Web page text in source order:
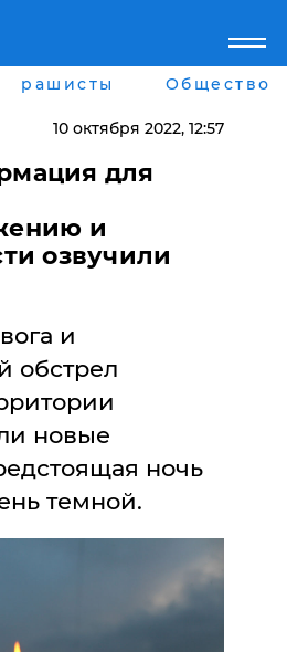
Города
Харьков
Львов
Одесса
в
Лайф стайл
Здоровье
Стиль Диалога
рашисты Общество
10 октября 2022, 12:57
для
и
озвучили
и
обстрел
новые
ночь
темной.